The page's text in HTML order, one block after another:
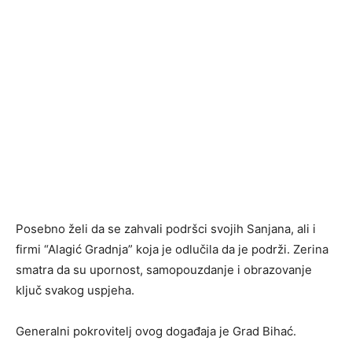
Posebno želi da se zahvali podršci svojih Sanjana, ali i
firmi “Alagić Gradnja” koja je odlučila da je podrži. Zerina
smatra da su upornost, samopouzdanje i obrazovanje
ključ svakog uspjeha.
Generalni pokrovitelj ovog događaja je Grad Bihać.